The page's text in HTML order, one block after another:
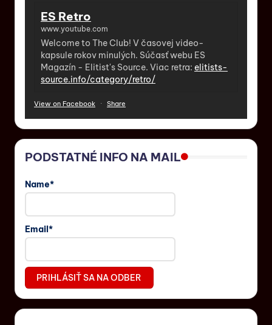
ES Retro
www.youtube.com
Welcome to The Club! V časovej video-
kapsule rokov minulých. Súčasť webu ES
Magazín - Elitist's Source. Viac retra: elitists-
source.info/category/retro/
View on Facebook · Share
PODSTATNÉ INFO NA MAIL
Name*
Email*